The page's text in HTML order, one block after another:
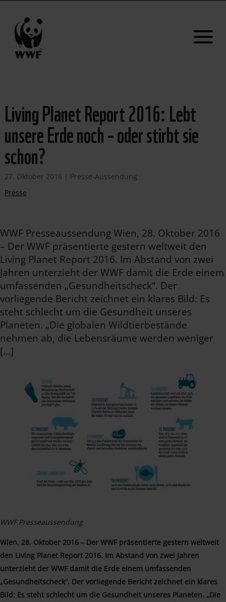
Living Planet Report 2016: Lebt
unsere Erde noch – oder stirbt sie
schon?
27. Oktober 2016 | Presse-Aussendung
Presse
WWF Presseaussendung Wien, 28. Oktober 2016
– Der WWF präsentierte gestern weltweit den
Living Planet Report 2016. Im Abstand von zwei
Jahren unterzieht der WWF damit die Erde einem
umfassenden „Gesundheitscheck“. Der
vorliegende Bericht zeichnet ein klares Bild: Es
steht schlecht um die Gesundheit unseres
Planeten. „Die globalen Wildtierbestände
nehmen ab, die Lebensräume werden weniger
[…]
WWF Presseaussendung
Wien, 28. Oktober 2016 – Der WWF präsentierte gestern weltweit
den Living Planet Report 2016. Im Abstand von zwei Jahren
unterzieht der WWF damit die Erde einem umfassenden
„Gesundheitscheck“. Der vorliegende Bericht zeichnet ein klares
Bild: Es steht schlecht um die Gesundheit unseres Planeten. „Die